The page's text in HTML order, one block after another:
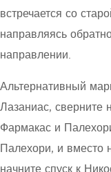
встречается со
направляясь
направлении.
Альтернативный
Лазаниас, сверните
Фармакас и
Палехори, и вместо
начните спуск к